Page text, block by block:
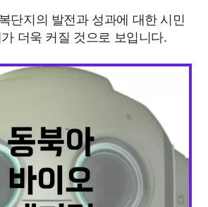
단지의 발전과 성과에 대한 시민
더욱 커질 것으로 보입니다.